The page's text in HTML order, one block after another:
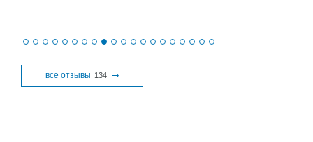
все отзывы 134